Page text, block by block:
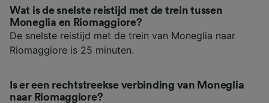
Wat is de snelste reistijd met de trein tussen
Moneglia en Riomaggiore?
De snelste reistijd met de trein van Moneglia naar
Riomaggiore is 25 minuten.
Is er een rechtstreekse verbinding van Moneglia
naar Riomaggiore?